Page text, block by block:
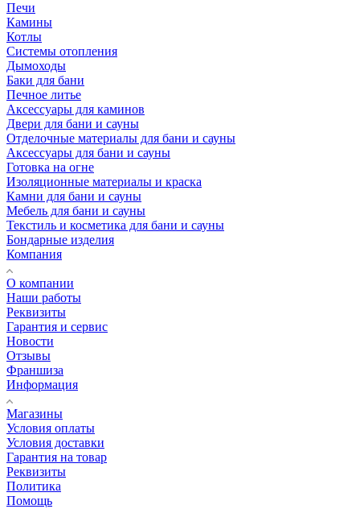
Печи
Камины
Котлы
Системы отопления
Дымоходы
Баки для бани
Печное литье
Аксессуары для каминов
Двери для бани и сауны
Отделочные материалы для бани и сауны
Аксессуары для бани и сауны
Готовка на огне
Изоляционные материалы и краска
Камни для бани и сауны
Мебель для бани и сауны
Текстиль и косметика для бани и сауны
Бондарные изделия
Компания
О компании
Наши работы
Реквизиты
Гарантия и сервис
Новости
Отзывы
Франшиза
Информация
Магазины
Условия оплаты
Условия доставки
Гарантия на товар
Реквизиты
Политика
Помощь